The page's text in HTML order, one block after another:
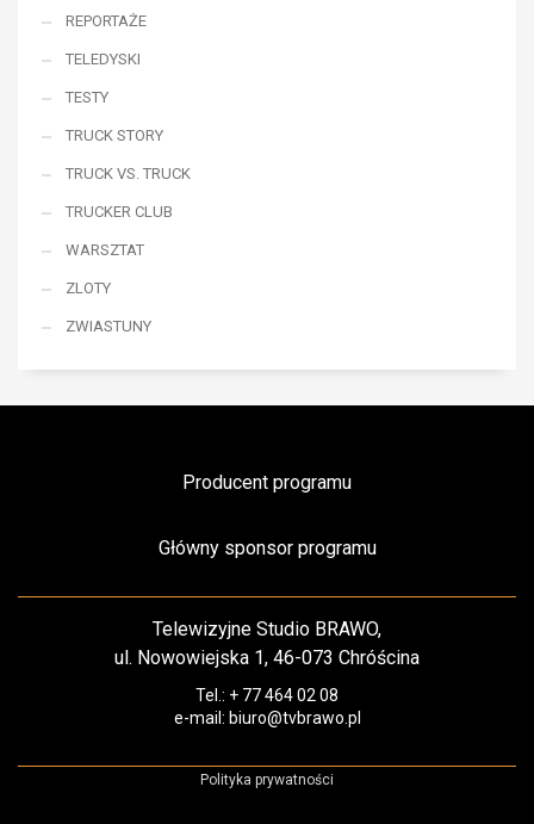
REPORTAŻE
TELEDYSKI
TESTY
TRUCK STORY
TRUCK VS. TRUCK
TRUCKER CLUB
WARSZTAT
ZLOTY
ZWIASTUNY
Producent programu
Główny sponsor programu
Telewizyjne Studio BRAWO,
ul. Nowowiejska 1, 46-073 Chróścina
Tel.: + 77 464 02 08
e-mail: biuro@tvbrawo.pl
Polityka prywatności